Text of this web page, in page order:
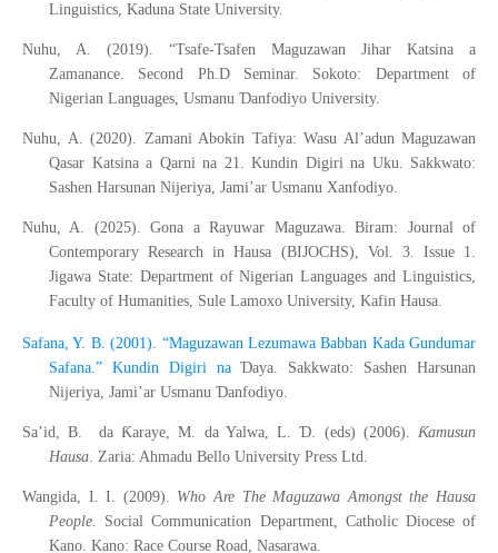
Linguistics, Kaduna State University.
Nuhu, A. (2019). “Tsafe-Tsafen Maguzawan Jihar Katsina a
Zamanance. Second Ph.D Seminar. Sokoto: Department of
Nigerian Languages, Usmanu Ɗanfodiyo University.
Nuhu, A. (2020). Zamani Abokin Tafiya: Wasu Al’adun Maguzawan
Qasar Katsina a Qarni na 21. Kundin Digiri na Uku. Sakkwato:
Sashen Harsunan Nijeriya, Jami’ar Usmanu Xanfodiyo.
Nuhu, A. (2025). Gona a Rayuwar Maguzawa. Biram: Journal of
Contemporary Research in Hausa (BIJOCHS), Vol. 3. Issue 1.
Jigawa State: Department of Nigerian Languages and Linguistics,
Faculty of Humanities, Sule Lamoxo University, Kafin Hausa.
Safana, Y. B. (2001). “Maguzawan Lezumawa Babban Kada Gundumar
Safana.” Kundin Digiri naƊaya. Sakkwato: Sashen Harsunan
Nijeriya, Jami’ar Usmanu Ɗanfodiyo.
Sa’id, B. da Ƙaraye, M. da Yalwa, L.Ɗ. (eds) (2006). Ƙamusun
Hausa. Zaria: Ahmadu Bello University Press Ltd.
Wangida, I. I. (2009). Who Are The Maguzawa Amongst the Hausa
People. Social Communication Department, Catholic Diocese of
Kano. Kano: Race Course Road, Nasarawa.